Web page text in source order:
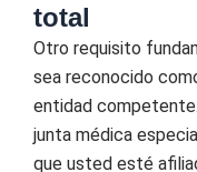
total
Otro requisito
sea reconocido
entidad
junta médica
que usted esté